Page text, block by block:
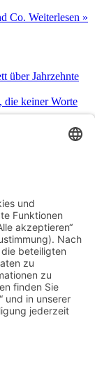
Co. Weiterlesen »
über Jahrzehnte
die keiner Worte
Erfahrung
Ofen Pool
Taschengeld Umtausch